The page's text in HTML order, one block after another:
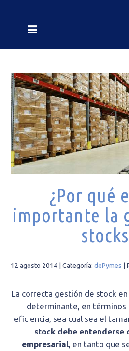
¿Por qué
importante la
12 agosto 2014 | Categoría:dePymes |
La correcta gestión de stock
determinante, en términos
eficiencia, sea cual sea el
stock debe entenderse
empresarial, en tanto que